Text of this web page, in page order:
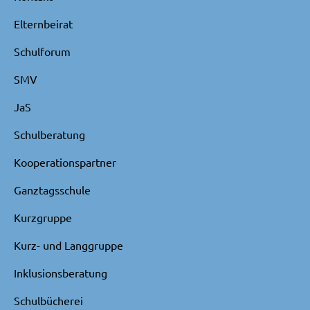
Elternbeirat
Schulforum
SMV
JaS
Schulberatung
Kooperationspartner
Ganztagsschule
Kurzgruppe
Kurz- und Langgruppe
Inklusionsberatung
Schulbücherei